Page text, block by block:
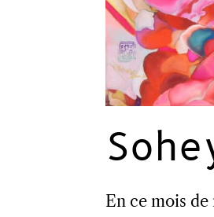
En ce mois